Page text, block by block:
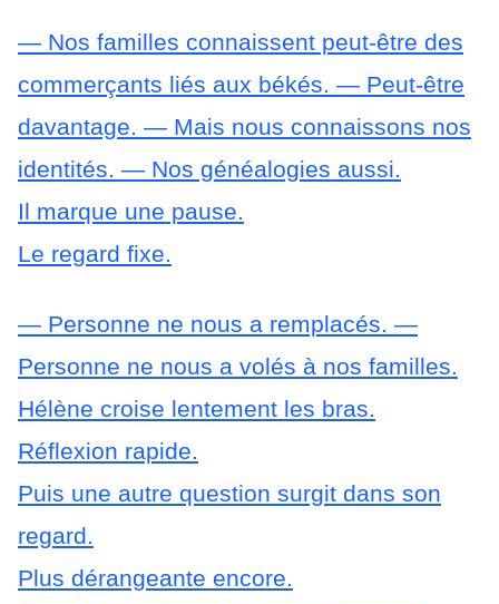
— Nos familles connaissent peut-être des
commerçants liés aux békés. — Peut-être
davantage. — Mais nous connaissons nos
identités. — Nos généalogies aussi.
Il marque une pause.
Le regard fixe.
— Personne ne nous a remplacés. —
Personne ne nous a volés à nos familles.
Hélène croise lentement les bras.
Réflexion rapide.
Puis une autre question surgit dans son
regard.
Plus dérangeante encore.